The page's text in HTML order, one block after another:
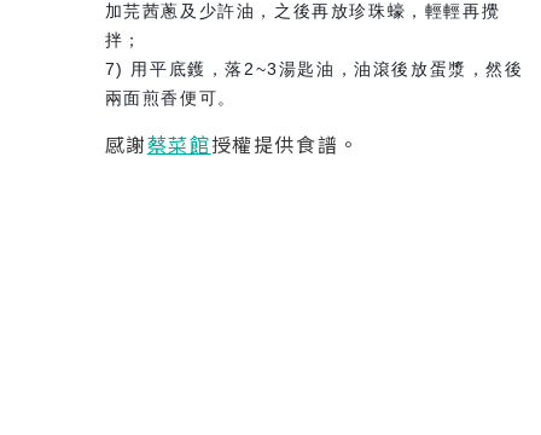
加芫茜蔥及少許油，之後再放珍珠蠔，輕輕再攪
拌；
7) 用平底鑊，落2~3湯匙油，油滾後放蛋漿，然後
兩面煎香便可。
感謝蔡菜館授權提供食譜。